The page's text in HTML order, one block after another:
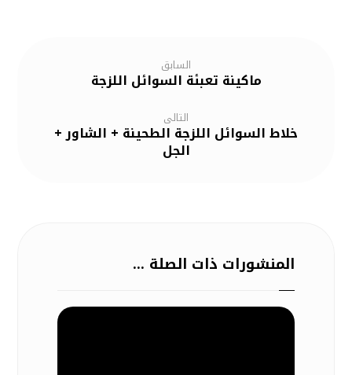
السابق
ماكينة تعبئة السوائل اللزجة
التالى
خلاط السوائل اللزجة الطحينة + الشاور +
الجل
المنشورات ذات الصلة ...